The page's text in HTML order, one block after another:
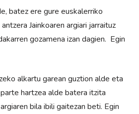
batez ere gure euskalerriko
Jainkoaren argiari jarraituz
gozamena izan dagien. Egin
alkartu garean guztion alde eta
hartzea alde batera itzita
bila ibili gaitezan beti. Egin